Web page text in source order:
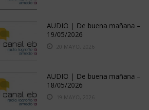
AUDIO | De buena mañana –
19/05/2026
20 MAYO, 2026
AUDIO | De buena mañana –
18/05/2026
19 MAYO, 2026